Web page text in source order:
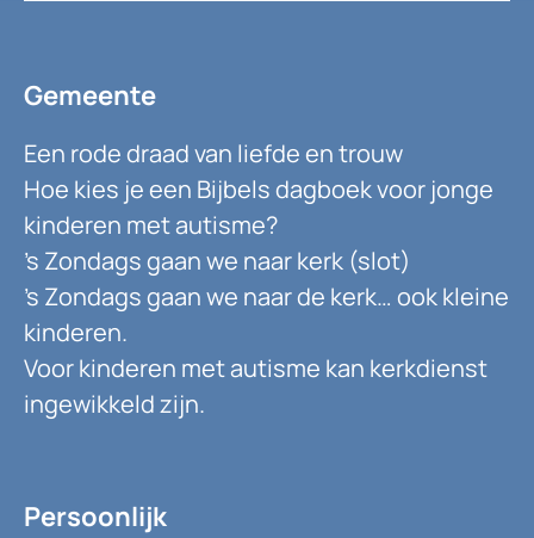
Gemeente
Een rode draad van liefde en trouw
Hoe kies je een Bijbels dagboek voor jonge
kinderen met autisme?
’s Zondags gaan we naar kerk (slot)
’s Zondags gaan we naar de kerk… ook kleine
kinderen.
Voor kinderen met autisme kan kerkdienst
ingewikkeld zijn.
Persoonlijk